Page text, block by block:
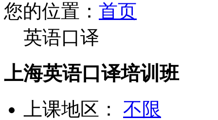
您的位置： 首页
英语口译
上海英语口译培训班
上课地区： 不限